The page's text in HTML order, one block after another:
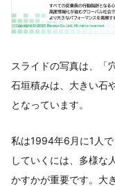
スライドの写真は、「
石垣積みは、大きい石
となっています。
私は1994年6月に1人
していくには、多様な
かすかが重要です。大